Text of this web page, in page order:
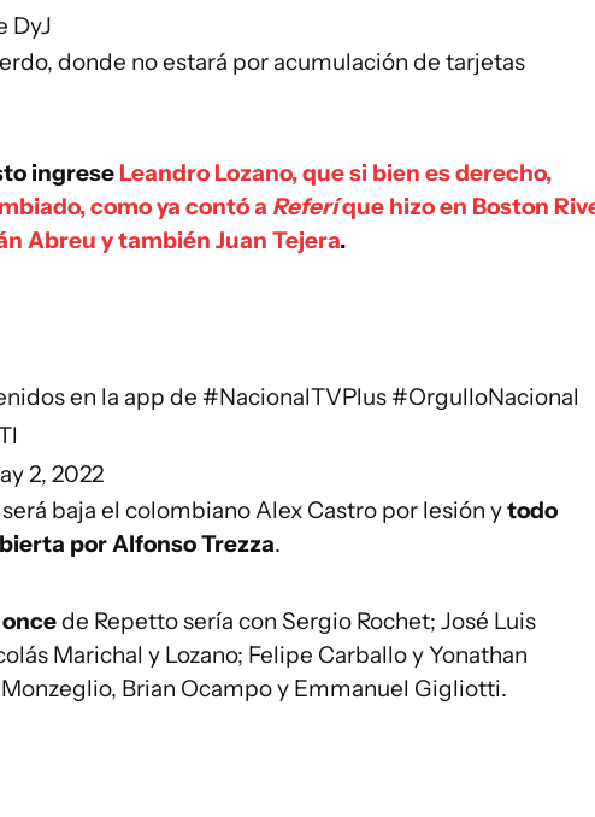
DyJ
donde no estará por acumulación de tarjetas
ingrese Leandro Lozano, que si bien es derecho,
como ya contó a Referíque hizo en Boston
Abreu y también Juan Tejera.
en la app de #NacionalTVPlus#OrgulloNacional
2, 2022
baja el colombiano Alex Castro por lesión ytodo
por Alfonso Trezza.
de Repetto sería con Sergio Rochet; José Luis
Marichal y Lozano; Felipe Carballo y Yonathan
Monzeglio, Brian Ocampo y Emmanuel Gigliotti.